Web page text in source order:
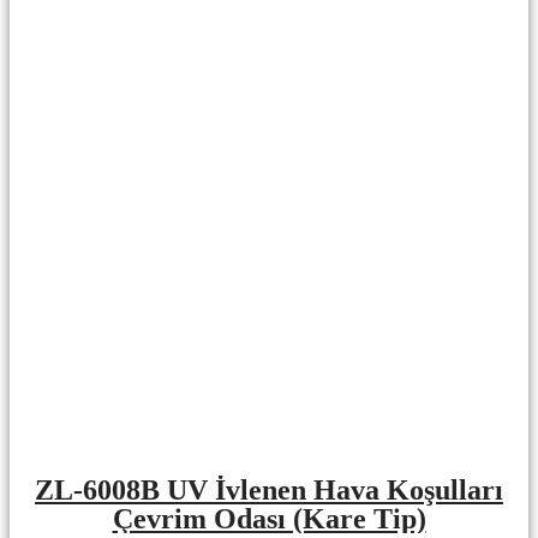
ZL-6008B UV İvlenen Hava Koşulları
Çevrim Odası (Kare Tip)